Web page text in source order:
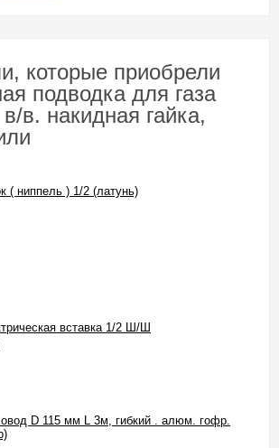
которые приобрели
подводка для газа
в. накидная гайка,
( ниппель ) 1/2 (латунь)
вставка 1/2 Ш/Ш
D 115 мм L 3м, гибкий . алюм. гофр.